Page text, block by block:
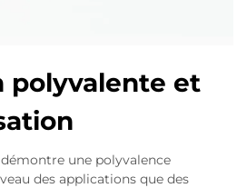
polyvalente et
une polyvalence
des applications que des